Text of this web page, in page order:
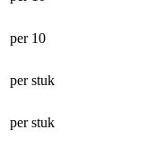
per 10
per stuk
per stuk